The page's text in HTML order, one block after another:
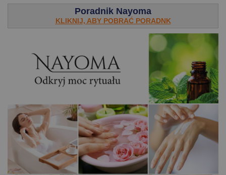
Poradnik Nayoma
KLIKNIJ, ABY POBRAĆ PORADNK